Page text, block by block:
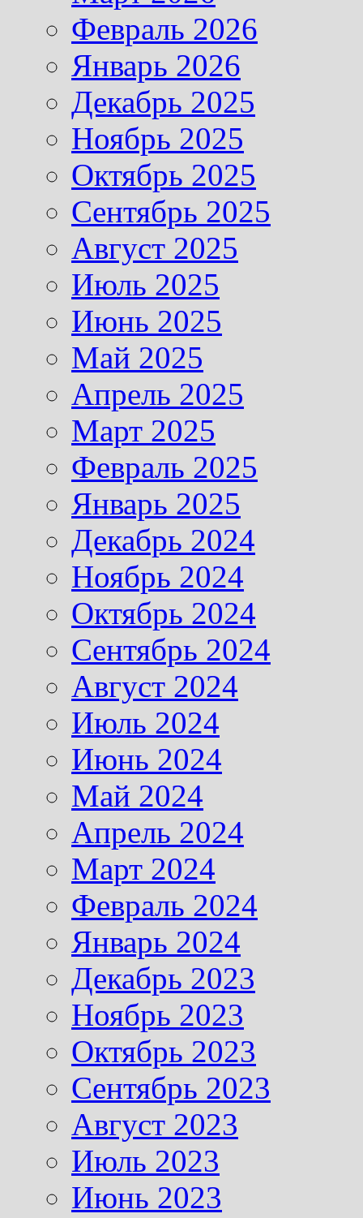
Февраль 2026
Январь 2026
Декабрь 2025
Ноябрь 2025
Октябрь 2025
Сентябрь 2025
Август 2025
Июль 2025
Июнь 2025
Май 2025
Апрель 2025
Март 2025
Февраль 2025
Январь 2025
Декабрь 2024
Ноябрь 2024
Октябрь 2024
Сентябрь 2024
Август 2024
Июль 2024
Июнь 2024
Май 2024
Апрель 2024
Март 2024
Февраль 2024
Январь 2024
Декабрь 2023
Ноябрь 2023
Октябрь 2023
Сентябрь 2023
Август 2023
Июль 2023
Июнь 2023